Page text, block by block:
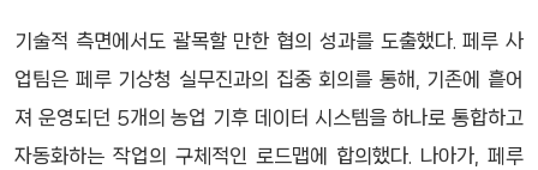
기술적 측면에서도 괄목할 만한 협의 성과를 도출했다. 페루 사
업팀은 페루 기상청 실무진과의 집중 회의를 통해, 기존에 흩어
져 운영되던 5개의 농업 기후 데이터 시스템을 하나로 통합하고
자동화하는 작업의 구체적인 로드맵에 합의했다. 나아가, 페루